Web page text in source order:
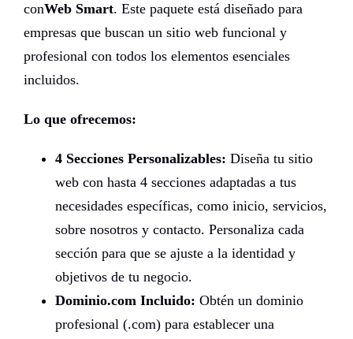
conWeb Smart. Este paquete está diseñado para
empresas que buscan un sitio web funcional y
profesional con todos los elementos esenciales
incluidos.
Lo que ofrecemos:
4 Secciones Personalizables: Diseña tu sitio
web con hasta 4 secciones adaptadas a tus
necesidades específicas, como inicio, servicios,
sobre nosotros y contacto. Personaliza cada
sección para que se ajuste a la identidad y
objetivos de tu negocio.
Dominio.com Incluido: Obtén un dominio
profesional (.com) para establecer una